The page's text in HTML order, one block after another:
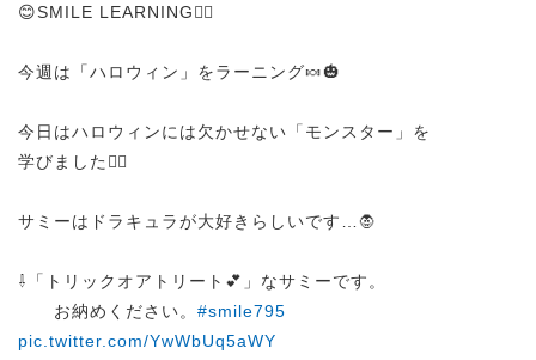
😊SMILE LEARNING✍🏻
今週は「ハロウィン」をラーニング🍬🎃
今日はハロウィンには欠かせない「モンスター」を
学びました🧟‍♀️
サミーはドラキュラが大好きらしいです…🧛
⇩「トリックオアトリート💕」なサミーです。
お納めください。 #smile795
pic.twitter.com/YwWbUq5aWY